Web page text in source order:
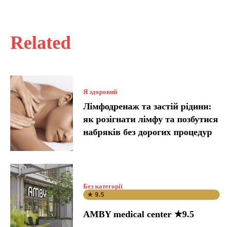
Related
Я здоровий
Лімфодренаж та застій рідини:
як розігнати лімфу та позбутися
набряків без дорогих процедур
Без категорії
★ 9.5
AMBY medical center ★9.5